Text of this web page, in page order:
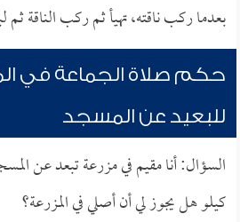
بعدما ركب ناقته، تهيأ ثم ركب الناقة
حكم صلاة الجماعة في
للبعيد عن المسجد
السؤال: أنا مقيم في مزرعة تبعد عن
كيلو هل يجوز لي أن أصلي في المزرعة؟